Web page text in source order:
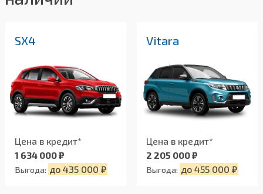
SX4
Цена в кредит*
1 634 000 ₽
Выгода: до 435 000 ₽
Vitara
Цена в кредит*
2 205 000 ₽
Выгода: до 455 000 ₽